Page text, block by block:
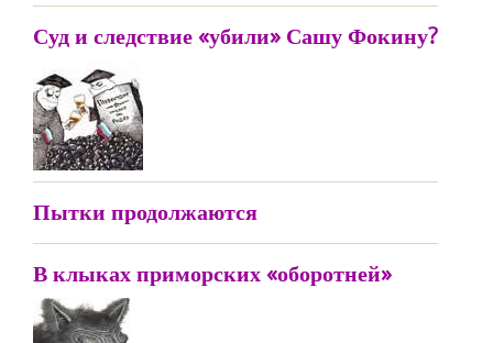
Суд и следствие «убили» Сашу Фокину?
Пытки продолжаются
В клыках приморских «оборотней»